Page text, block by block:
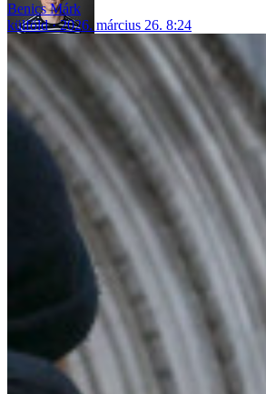
Benics Márk
külföld
2026. március 26. 8:24